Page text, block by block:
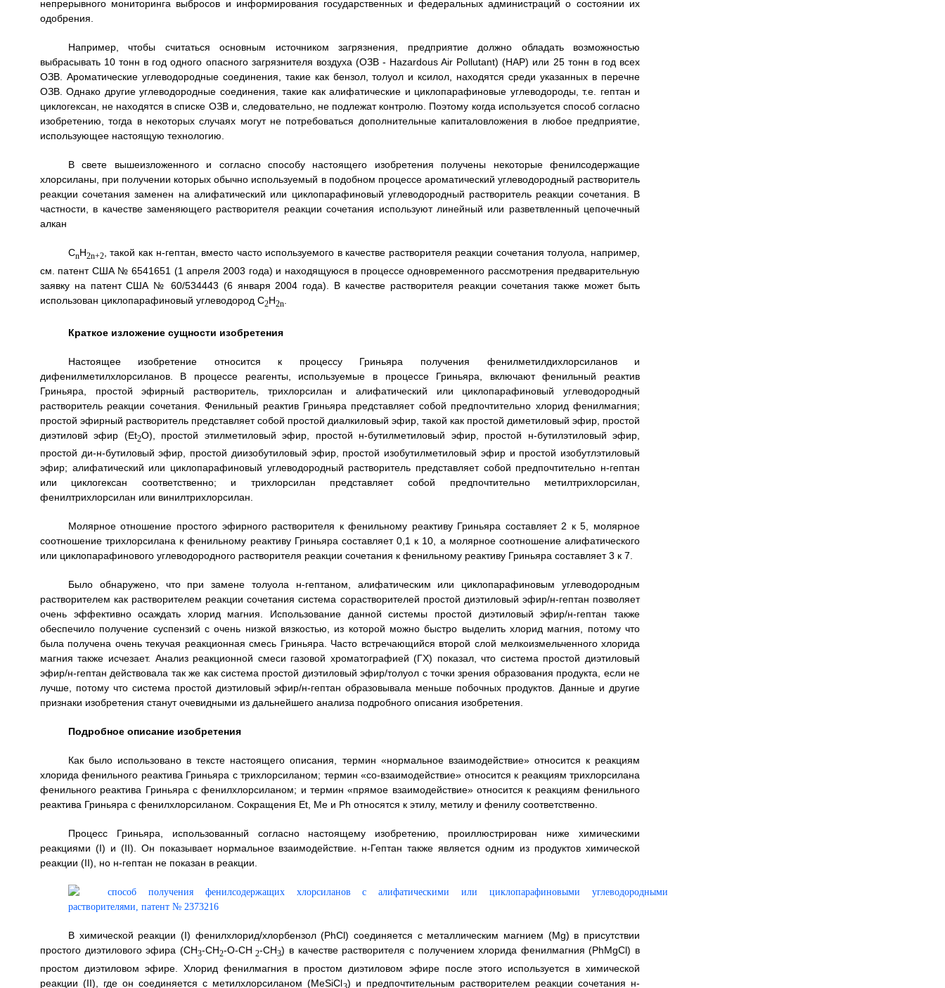
непрерывного мониторинга выбросов и информирования государственных и федеральных администраций о состоянии их
одобрения.
Например, чтобы считаться основным источником загрязнения, предприятие должно обладать возможностью
выбрасывать 10 тонн в год одного опасного загрязнителя воздуха (ОЗВ - Hazardous Air Pollutant) (HAP) или 25 тонн в год всех
ОЗВ. Ароматические углеводородные соединения, такие как бензол, толуол и ксилол, находятся среди указанных в перечне
ОЗВ. Однако другие углеводородные соединения, такие как алифатические и циклопарафиновые углеводороды, т.е. гептан и
циклогексан, не находятся в списке ОЗВ и, следовательно, не подлежат контролю. Поэтому когда используется способ согласно
изобретению, тогда в некоторых случаях могут не потребоваться дополнительные капиталовложения в любое предприятие,
использующее настоящую технологию.
В свете вышеизложенного и согласно способу настоящего изобретения получены некоторые фенилсодержащие
хлорсиланы, при получении которых обычно используемый в подобном процессе ароматический углеводородный растворитель
реакции сочетания заменен на алифатический или циклопарафиновый углеводородный растворитель реакции сочетания. В
частности, в качестве заменяющего растворителя реакции сочетания используют линейный или разветвленный цепочечный
алкан
CnH2n+2, такой как н-гептан, вместо часто используемого в качестве растворителя реакции сочетания толуола, например,
см. патент США № 6541651 (1 апреля 2003 года) и находящуюся в процессе одновременного рассмотрения предварительную
заявку на патент США № 60/534443 (6 января 2004 года). В качестве растворителя реакции сочетания также может быть
использован циклопарафиновый углеводород C2H2n
Краткое изложение сущности изобретения
Настоящее изобретение относится к процессу Гриньяра получения фенилметилдихлорсиланов и
дифенилметилхлорсиланов. В процессе реагенты, используемые в процессе Гриньяра, включают фенильный реактив
Гриньяра, простой эфирный растворитель, трихлорсилан и алифатический или циклопарафиновый углеводородный
растворитель реакции сочетания. Фенильный реактив Гриньяра представляет собой предпочтительно хлорид фенилмагния;
простой эфирный растворитель представляет собой простой диалкиловый эфир, такой как простой диметиловый эфир, простой
диэтиловй эфир (Et2O), простой этилметиловый эфир, простой н-бутилметиловый эфир, простой н-бутилэтиловый эфир,
простой ди-н-бутиловый эфир, простой диизобутиловый эфир, простой изобутилметиловый эфир и простой изобутлэтиловый
эфир; алифатический или циклопарафиновый углеводородный растворитель представляет собой предпочтительно н-гептан
или циклогексан соответственно; и трихлорсилан представляет собой предпочтительно метилтрихлорсилан,
фенилтрихлорсилан или винилтрихлорсилан.
Молярное отношение простого эфирного растворителя к фенильному реактиву Гриньяра составляет 2 к 5, молярное
соотношение трихлорсилана к фенильному реактиву Гриньяра составляет 0,1 к 10, а молярное соотношение алифатического
или циклопарафинового углеводородного растворителя реакции сочетания к фенильному реактиву Гриньяра составляет 3 к 7.
Было обнаружено, что при замене толуола н-гептаном, алифатическим или циклопарафиновым углеводородным
растворителем как растворителем реакции сочетания система сорастворителей простой диэтиловый эфир/н-гептан позволяет
очень эффективно осаждать хлорид магния. Использование данной системы простой диэтиловый эфир/н-гептан также
обеспечило получение суспензий с очень низкой вязкостью, из которой можно быстро выделить хлорид магния, потому что
была получена очень текучая реакционная смесь Гриньяра. Часто встречающийся второй слой мелкоизмельченного хлорида
магния также исчезает. Анализ реакционной смеси газовой хроматографией (ГХ) показал, что система простой диэтиловый
эфир/н-гептан действовала так же как система простой диэтиловый эфир/толуол с точки зрения образования продукта, если не
лучше, потому что система простой диэтиловый эфир/н-гептан образовывала меньше побочных продуктов. Данные и другие
признаки изобретения станут очевидными из дальнейшего анализа подробного описания изобретения.
Подробное описание изобретения
Как было использовано в тексте настоящего описания, термин «нормальное взаимодействие» относится к реакциям
хлорида фенильного реактива Гриньяра с трихлорсиланом; термин «со-взаимодействие» относится к реакциям трихлорсилана
фенильного реактива Гриньяра с фенилхлорсиланом; и термин «прямое взаимодействие» относится к реакциям фенильного
реактива Гриньяра с фенилхлорсиланом. Сокращения Et, Me и Ph относятся к этилу, метилу и фенилу соответственно.
Процесс Гриньяра, использованный согласно настоящему изобретению, проиллюстрирован ниже химическими
реакциями (I) и (II). Он показывает нормальное взаимодействие. н-Гептан также является одним из продуктов химической
реакции (II), но н-гептан не показан в реакции.
В химической реакции (I) фенилхлорид/хлорбензол (PhCl) соединяется с металлическим магнием (Mg) в присутствии
простого диэтилового эфира (CH3-CH2-O-CH 2-CH3) в качестве растворителя с получением хлорида фенилмагния (PhMgCl) в
простом диэтиловом эфире. Хлорид фенилмагния в простом диэтиловом эфире после этого используется в химической
реакции (II), где он соединяется с метилхлорсиланом (MeSiCl ) и предпочтительным растворителем реакции сочетания н-